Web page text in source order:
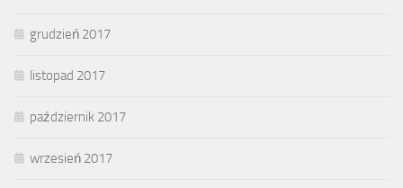
grudzień 2017
listopad 2017
październik 2017
wrzesień 2017